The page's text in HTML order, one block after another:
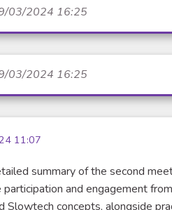
03/2024 16:25
03/2024 16:25
11:07
summary of the second
and engagement
concepts, alongside